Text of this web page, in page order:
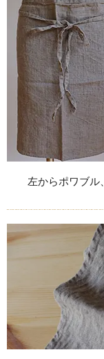
左からポワブル